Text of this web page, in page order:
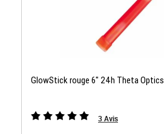
GlowStick rouge 6" 24h Theta Optics
3Avis